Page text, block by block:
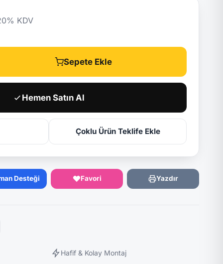
% KDV
Sepete Ekle
Hemen Satın Al
Çoklu Ürün Teklife Ekle
Desteği Favori Yazdır
Hafif & Kolay Montaj